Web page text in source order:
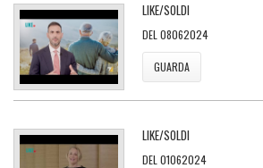
LIKE/SOLDI
DEL 08062024
GUARDA
LIKE/SOLDI
DEL 01062024